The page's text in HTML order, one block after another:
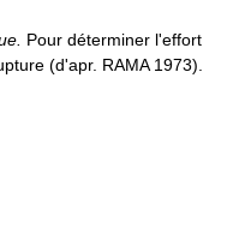
Pour déterminer l'effort
(d'apr. RAMA 1973).